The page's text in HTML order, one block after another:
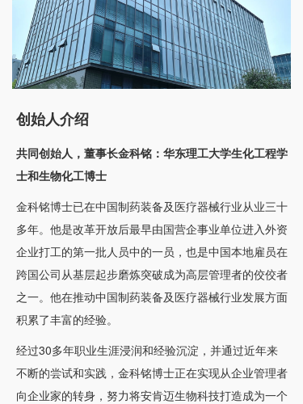
创始人介绍
共同创始人，董事长金科铭：华东理工大学生化工程学
士和生物化工博士
金科铭博士已在中国制药装备及医疗器械行业从业三十
多年。他是改革开放后最早由国营企事业单位进入外资
企业打工的第一批人员中的一员，也是中国本地雇员在
跨国公司从基层起步磨炼突破成为高层管理者的佼佼者
之一。他在推动中国制药装备及医疗器械行业发展方面
积累了丰富的经验。
经过30多年职业生涯浸润和经验沉淀，并通过近年来
不断的尝试和实践，金科铭博士正在实现从企业管理者
向企业家的转身，努力将安肯迈生物科技打造成为一个